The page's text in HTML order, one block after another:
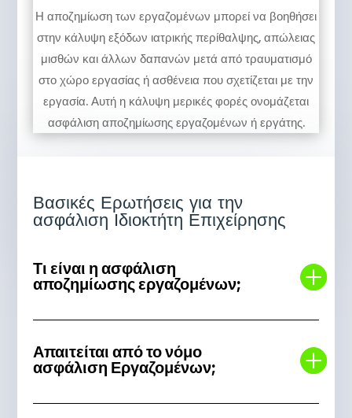
Η αποζημίωση των εργαζομένων μπορεί να βοηθήσει
στην κάλυψη εξόδων ιατρικής περίθαλψης, απώλειας
μισθών και άλλων δαπανών μετά από τραυματισμό
στο χώρο εργασίας ή ασθένεια που σχετίζεται με την
εργασία. Αυτή η κάλυψη μερικές φορές ονομάζεται
ασφάλιση αποζημίωσης εργαζομένων ή εργάτης.
Βασικές Ερωτήσεις για την
ασφάλιση Ιδιοκτήτη Επιχείρησης
Τι είναι η ασφάλιση
αποζημίωσης εργαζομένων;
Απαιτείται από το νόμο
ασφάλιση Εργαζομένων;